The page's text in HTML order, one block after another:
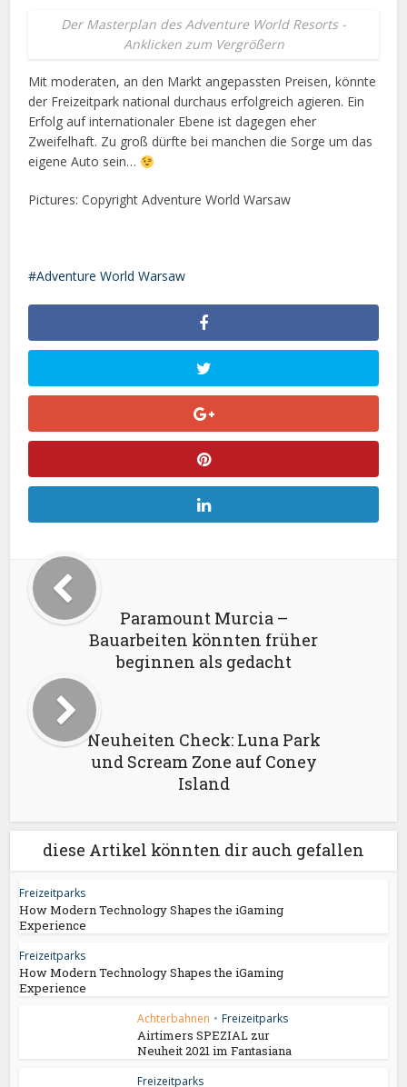
Der Masterplan des Adventure World Resorts -
Anklicken zum Vergrößern
Mit moderaten, an den Markt angepassten Preisen, könnte
der Freizeitpark national durchaus erfolgreich agieren. Ein
Erfolg auf internationaler Ebene ist dagegen eher
Zweifelhaft. Zu groß dürfte bei manchen die Sorge um das
eigene Auto sein…
Pictures: Copyright Adventure World Warsaw
Adventure World Warsaw
Paramount Murcia –
Bauarbeiten könnten früher
beginnen als gedacht
Neuheiten Check: Luna Park
und Scream Zone auf Coney
Island
diese Artikel könnten dir auch gefallen
Freizeitparks
How Modern Technology Shapes the iGaming
Experience
Freizeitparks
How Modern Technology Shapes the iGaming
Experience
Achterbahnen • Freizeitparks
Airtimers SPEZIAL zur
Neuheit 2021 im Fantasiana
Freizeitparks